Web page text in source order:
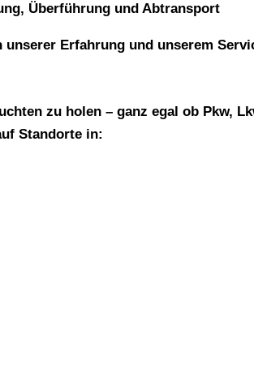
Überführung und Abtransport
Erfahrung und unserem
zu holen – ganz egal ob Pkw,
Standorte in: